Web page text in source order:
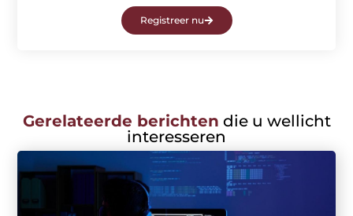
Registreer nu
Gerelateerde berichten die u wellicht
interesseren